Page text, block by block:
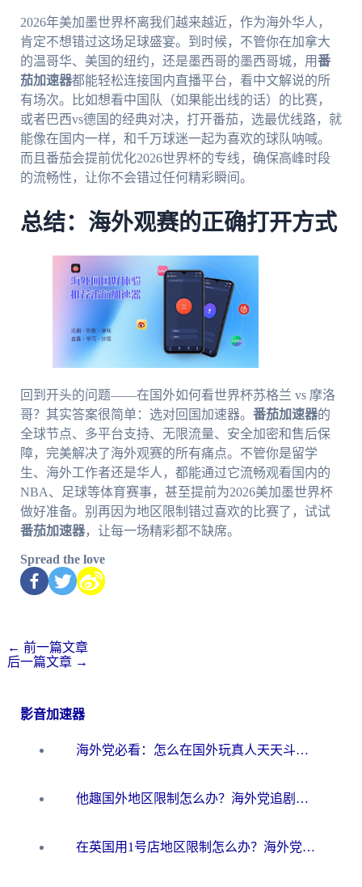
2026年美加墨世界杯离我们越来越近，作为海外华人，
肯定不想错过这场足球盛宴。到时候，不管你在加拿大
的温哥华、美国的纽约，还是墨西哥的墨西哥城，用番
茄加速器都能轻松连接国内直播平台，看中文解说的所
有场次。比如想看中国队（如果能出线的话）的比赛，
或者巴西vs德国的经典对决，打开番茄，选最优线路，就
能像在国内一样，和千万球迷一起为喜欢的球队呐喊。
而且番茄会提前优化2026世界杯的专线，确保高峰时段
的流畅性，让你不会错过任何精彩瞬间。
总结：海外观赛的正确打开方式
回到开头的问题——在国外如何看世界杯苏格兰 vs 摩洛
哥？其实答案很简单：选对回国加速器。 番茄加速器的
全球节点、多平台支持、无限流量、安全加密和售后保
障，完美解决了海外观赛的所有痛点。不管你是留学
生、海外工作者还是华人，都能通过它流畅观看国内的
NBA、足球等体育赛事，甚至提前为2026美加墨世界杯
做好准备。别再因为地区限制错过喜欢的比赛了，试试
番茄加速器，让每一场精彩都不缺席。
Spread the love
← 前一篇文章
后一篇文章 →
影音加速器
海外党必看：怎么在国外玩真人天天斗地主？附证券开户、音乐定位修改全攻略
他趣国外地区限制怎么办？海外党追剧听歌看直播的一站式解决方案
在英国用1号店地区限制怎么办？海外党必看的回国加速全攻略